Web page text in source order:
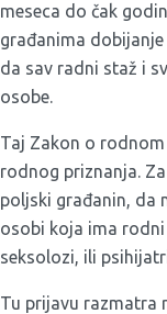
meseca do čak
građanima
da sav radni staž i
osobe.
Taj Zakon o
rodnog priznanja.
poljski građanin, da
osobi koja ima
seksolozi, ili
Tu prijavu razmatra